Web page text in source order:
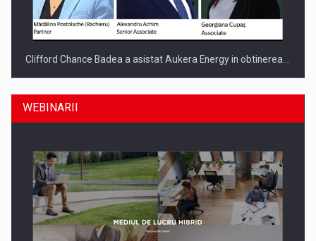
Clifford Chance Badea a asistat Aukera Energy in obtinerea…
WEBINARII